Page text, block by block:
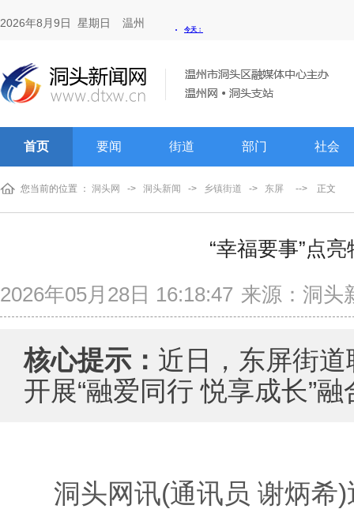
2026年8月9日 星期日 温州
首页 要闻 街道 部门 社会
您当前的位置 ： 洞头网 -> 洞头新闻 -> 乡镇街道 -> 东屏 --> 正文
“幸福要事”点
2026年05月28日 16:18:47 来源：洞头
核心提示： 近日，东屏街
开展“融爱同行 悦享成长”
洞头网讯(通讯员 谢炳希)